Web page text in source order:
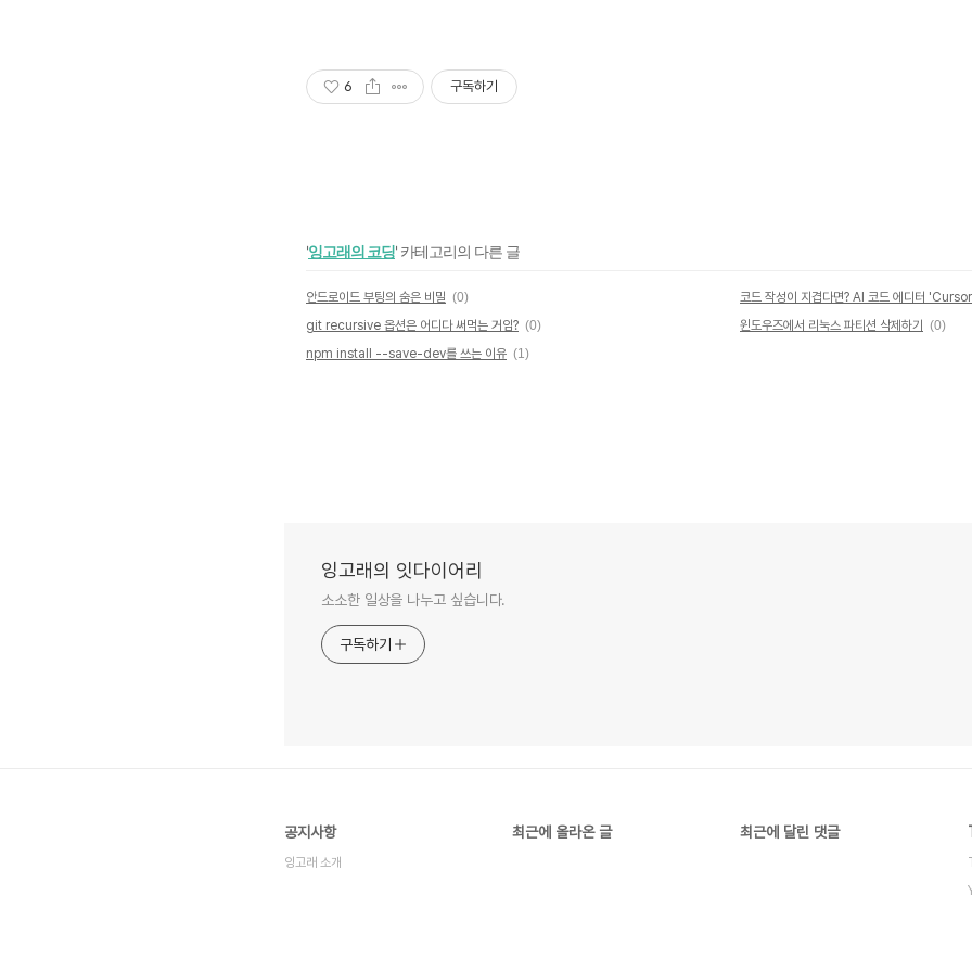
6 구독하기
'잉고래의 코딩' 카테고리의 다른 글
안드로이드 부팅의 숨은 비밀 (0)
git recursive 옵션은 어디다 써먹는 거임? (0) 윈도우즈에서 리눅스 파티션 삭제하기
(0)
npm install --save-dev를 쓰는 이유 (1)
잉고래의 잇다이어리
소소한 일상을 나누고 싶습니다.
구독하기
공지사항
잉고래 소개
최근에 올라온 글 최근에 달린 댓글